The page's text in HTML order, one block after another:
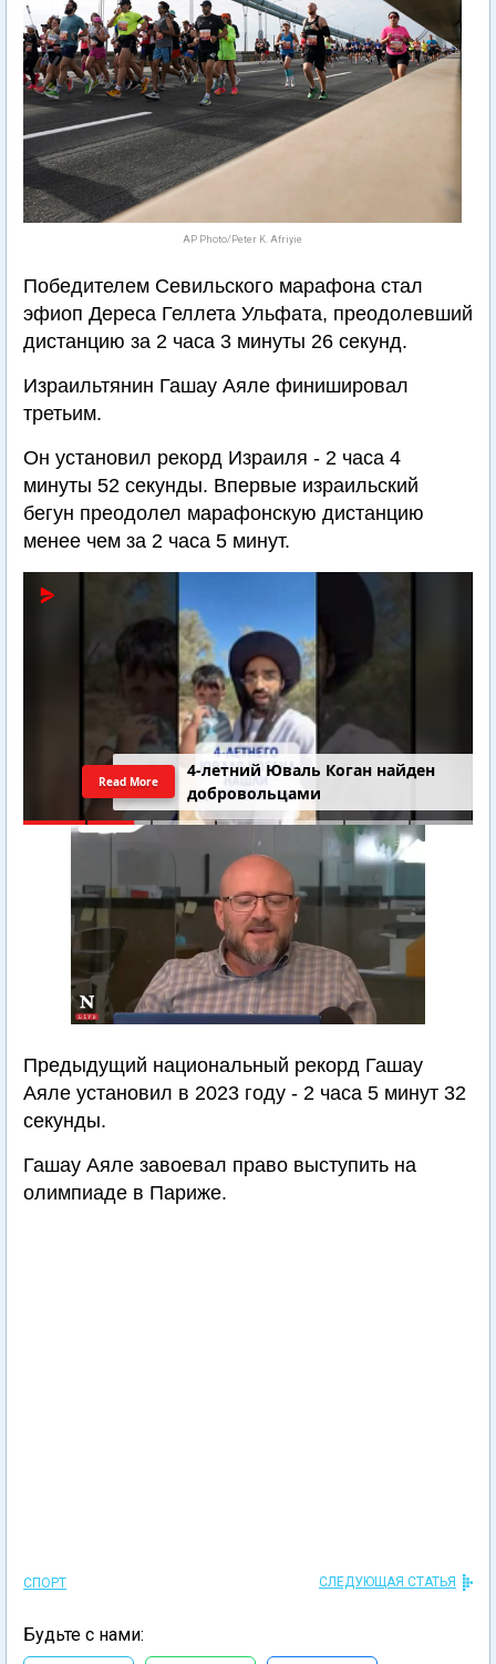
AP Photo/Peter K. Afriyie
Победителем Севильского марафона стал
эфиоп Дереса Геллета Ульфата, преодолевший
дистанцию за 2 часа 3 минуты 26 секунд.
Израильтянин Гашау Аяле финишировал
третьим.
Он установил рекорд Израиля - 2 часа 4
минуты 52 секунды. Впервые израильский
бегун преодолел марафонскую дистанцию
менее чем за 2 часа 5 минут.
4-летний Юваль Коган найден
добровольцами
Read More
Предыдущий национальный рекорд Гашау
Аяле установил в 2023 году - 2 часа 5 минут 32
секунды.
Гашау Аяле завоевал право выступить на
олимпиаде в Париже.
СПОРТ СЛЕДУЮЩАЯ СТАТЬЯ
Будьте с нами: